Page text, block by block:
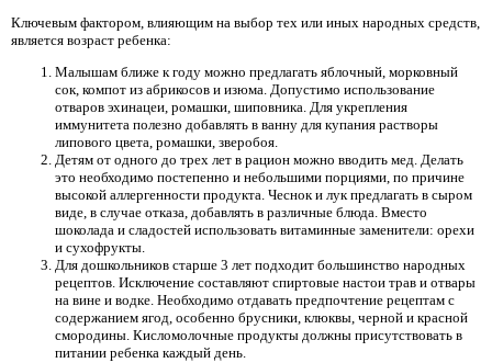
Ключевым фактором, влияющим на выбор тех или иных народных средств,
является возраст ребенка:
Малышам ближе к году можно предлагать яблочный, морковный
сок, компот из абрикосов и изюма. Допустимо использование
отваров эхинацеи, ромашки, шиповника. Для укрепления
иммунитета полезно добавлять в ванну для купания растворы
липового цвета, ромашки, зверобоя.
Детям от одного до трех лет в рацион можно вводить мед. Делать
это необходимо постепенно и небольшими порциями, по причине
высокой аллергенности продукта. Чеснок и лук предлагать в сыром
виде, в случае отказа, добавлять в различные блюда. Вместо
шоколада и сладостей использовать витаминные заменители: орехи
и сухофрукты.
Для дошкольников старше 3 лет подходит большинство народных
рецептов. Исключение составляют спиртовые настои трав и отвары
на вине и водке. Необходимо отдавать предпочтение рецептам с
содержанием ягод, особенно брусники, клюквы, черной и красной
смородины. Кисломолочные продукты должны присутствовать в
питании ребенка каждый день.